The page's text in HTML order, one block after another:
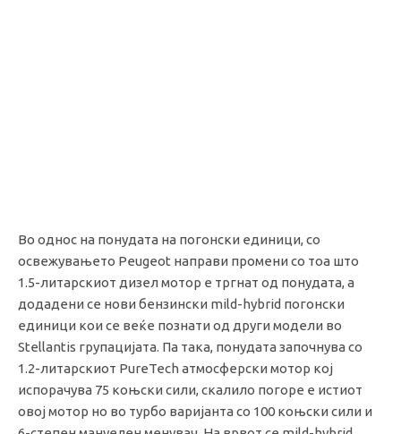
Во однос на понудата на погонски единици, со
освежувањето Peugeot направи промени со тоа што
1.5-литарскиот дизел мотор е тргнат од понудата, а
додадени се нови бензински mild-hybrid погонски
единици кои се веќе познати од други модели во
Stellantis групацијата. Па така, понудата започнува со
1.2-литарскиот PureTech атмосферски мотор кој
испорачува 75 коњски сили, скалило погоре е истиот
овој мотор но во турбо варијанта со 100 коњски сили и